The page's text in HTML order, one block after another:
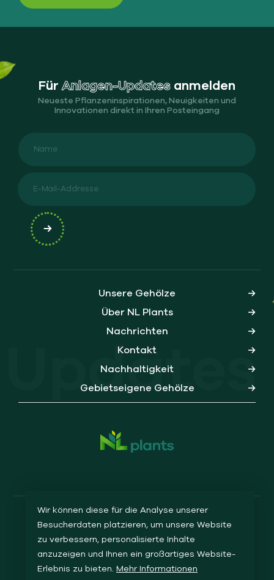
Wir können diese für die Analyse unserer
Besucherdaten platzieren, um unsere Website
zu verbessern, personalisierte Inhalte
anzuzeigen und Ihnen ein großartiges Website-
Erlebnis zu bieten. Mehr Informationen
Updates
FürAnlagen-Updates anmelden
Neueste Pflanzeninspirationen, Neuigkeiten und
Innovationen direkt in Ihren Posteingang
Unsere Gehölze
Über NL Plants
Nachrichten
Kontakt
Nachhaltigkeit
Gebietseigene Gehölze
DATENSCHUTZERKLÄRUNG
COOKIES
ALLGEMEINE GESCHÄFTSBEDINGUNGEN
© COPYRIGHT 2026 NL PLANTS